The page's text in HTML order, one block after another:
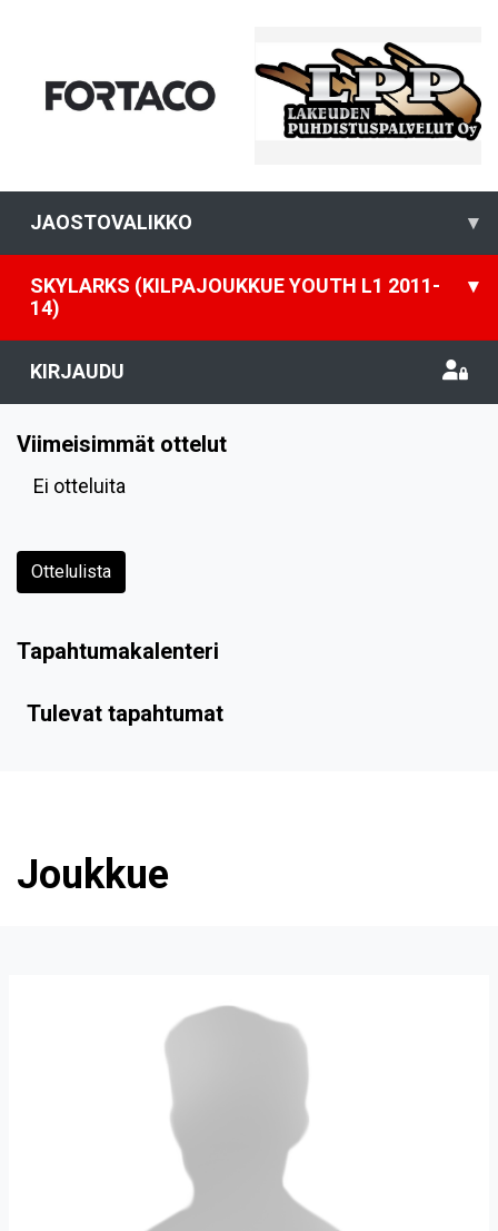
JAOSTOVALIKKO ▾
SKYLARKS (KILPAJOUKKUE YOUTH L1 2011-
14)
▾
KIRJAUDU
Viimeisimmät ottelut
Ei otteluita
Ottelulista
Tapahtumakalenteri
Tulevat tapahtumat
Joukkue